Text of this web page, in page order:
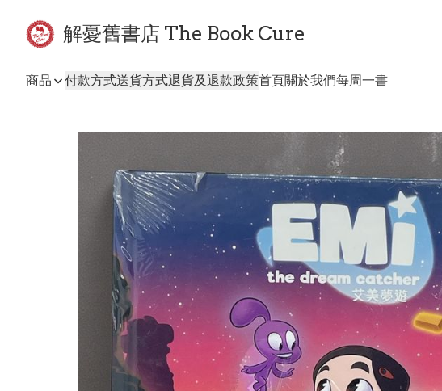
解憂舊書店 The Book Cure
商品 付款方式送貨方式退貨及退款政策首頁關於我們每周一書